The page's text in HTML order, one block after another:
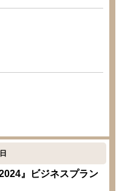
』ビジネスプラン